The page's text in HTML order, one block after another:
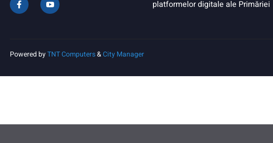
platformelor digitale ale Primăriei
Powered byTNT Computers&City Manager